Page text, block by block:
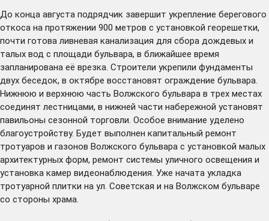
До конца августа подрядчик завершит укрепление берегового
откоса на протяжении 900 метров с установкой георешетки,
почти готова ливневая канализация для сбора дождевых и
талых вод с площади бульвара, в ближайшее время
запланирована её врезка. Строители укрепили фундаменты
двух беседок, в октябре восстановят ограждение бульвара.
Нижнюю и верхнюю часть Волжского бульвара в трех местах
соединят лестницами, в нижней части набережной установят
павильоны сезонной торговли. Особое внимание уделено
благоустройству. Будет выполнен капитальный ремонт
тротуаров и газонов Волжского бульвара с установкой малых
архитектурных форм, ремонт системы уличного освещения и
установка камер видеонаблюдения. Уже начата укладка
тротуарной плитки на ул. Советская и на Волжском бульваре
со стороны храма.